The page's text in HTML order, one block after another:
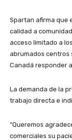
Spartan afirma que
calidad a
acceso limitado a
abrumados centros
Canadá responder
La demanda de la
trabajo directa e
“Queremos
comerciales su